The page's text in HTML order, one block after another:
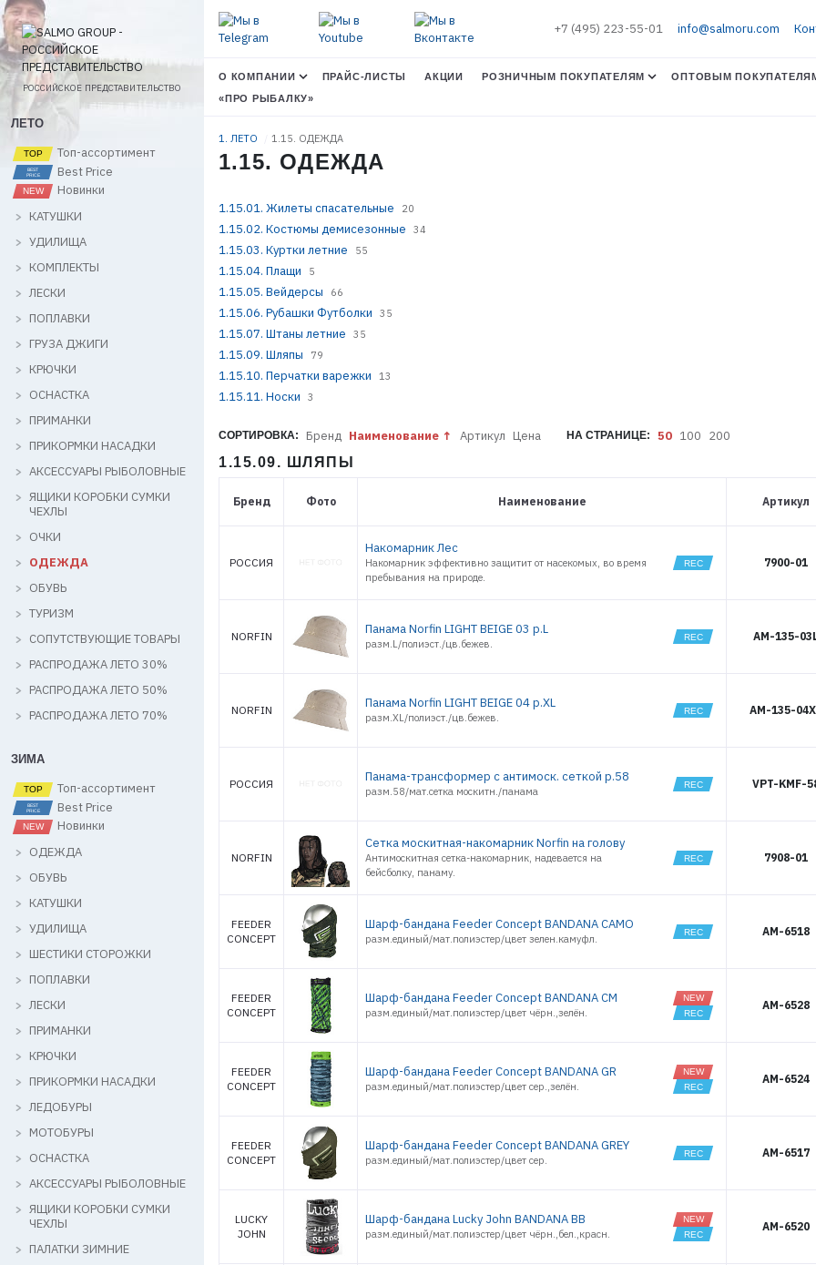
РОССИЙСКОЕ ПРЕДСТАВИТЕЛЬСТВО
ЛЕТО
Топ-ассортимент
Best Price
Новинки
КАТУШКИ
УДИЛИЩА
КОМПЛЕКТЫ
ЛЕСКИ
ПОПЛАВКИ
ГРУЗА ДЖИГИ
КРЮЧКИ
ОСНАСТКА
ПРИМАНКИ
ПРИКОРМКИ НАСАДКИ
АКСЕССУАРЫ РЫБОЛОВНЫЕ
ЯЩИКИ КОРОБКИ СУМКИ
ЧЕХЛЫ
ОЧКИ
ОДЕЖДА
ОБУВЬ
ТУРИЗМ
СОПУТСТВУЮЩИЕ ТОВАРЫ
РАСПРОДАЖА ЛЕТО 30%
РАСПРОДАЖА ЛЕТО 50%
РАСПРОДАЖА ЛЕТО 70%
ЗИМА
Топ-ассортимент
Best Price
Новинки
ОДЕЖДА
ОБУВЬ
КАТУШКИ
УДИЛИЩА
ШЕСТИКИ СТОРОЖКИ
ПОПЛАВКИ
ЛЕСКИ
ПРИМАНКИ
КРЮЧКИ
ПРИКОРМКИ НАСАДКИ
ЛЕДОБУРЫ
МОТОБУРЫ
ОСНАСТКА
АКСЕССУАРЫ РЫБОЛОВНЫЕ
ЯЩИКИ КОРОБКИ СУМКИ
ЧЕХЛЫ
ПАЛАТКИ ЗИМНИЕ
+7 (495) 223-55-01 info@salmoru.com
О КОМПАНИИ ПРАЙС-ЛИСТЫ АКЦИИ РОЗНИЧНЫМ ПОКУПАТЕЛЯМ ОПТОВЫМ
«ПРО РЫБАЛКУ»
1. ЛЕТО 1.15. ОДЕЖДА
1.15. ОДЕЖДА
1.15.01. Жилеты спасательные 20
1.15.02. Костюмы демисезонные 34
1.15.03. Куртки летние 55
1.15.04. Плащи 5
1.15.05. Вейдерсы 66
1.15.06. Рубашки Футболки 35
1.15.07. Штаны летние 35
1.15.09. Шляпы 79
1.15.10. Перчатки варежки 13
1.15.11. Носки 3
СОРТИРОВКА: Бренд Наименование Артикул Цена НА СТРАНИЦЕ: 50 100 200
1.15.09. ШЛЯПЫ
Бренд Фото Наименование Артикул
РОССИЯ
Накомарник Лес
Накомарник эффективно защитит от насекомых, во время
пребывания на природе.
7900-01
NORFIN Панама Norfin LIGHT BEIGE 03 р.L
разм.L/полиэст./цв.бежев.
AM-135-
NORFIN Панама Norfin LIGHT BEIGE 04 р.XL
разм.XL/полиэст./цв.бежев.
AM-135-
РОССИЯ Панама-трансформер с антимоск. сеткой р.58
разм.58/мат.сетка москитн./панама
VPT-KMF-
NORFIN
Сетка москитная-накомарник Norfin на голову
Антимоскитная сетка-накомарник, надевается на
бейсболку, панаму.
7908-01
FEEDER
CONCEPT
Шарф-бандана Feeder Concept BANDANA CAMO
разм.единый/мат.полиэстер/цвет зелен.камуфл.
AM-6518
FEEDER
CONCEPT
Шарф-бандана Feeder Concept BANDANA CM
разм.единый/мат.полиэстер/цвет чёрн.,зелён.
AM-6528
FEEDER
CONCEPT
Шарф-бандана Feeder Concept BANDANA GR
разм.единый/мат.полиэстер/цвет сер.,зелён.
AM-6524
FEEDER
CONCEPT
Шарф-бандана Feeder Concept BANDANA GREY
разм.единый/мат.полиэстер/цвет сер.
AM-6517
LUCKY
JOHN
Шарф-бандана Lucky John BANDANA BB
разм.единый/мат.полиэстер/цвет чёрн.,бел.,красн.
AM-6520